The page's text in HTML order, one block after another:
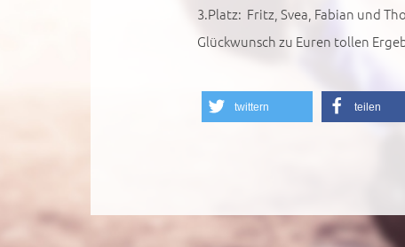
3.Platz: Fritz, Svea, Fabian und
Glückwunsch zu Euren tollen
twittern teilen